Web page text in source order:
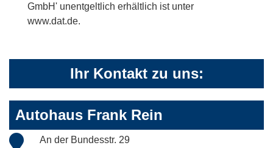
GmbH' unentgeltlich erhältlich ist unter
www.dat.de.
Ihr Kontakt zu uns:
Autohaus Frank Rein
An der Bundesstr. 29